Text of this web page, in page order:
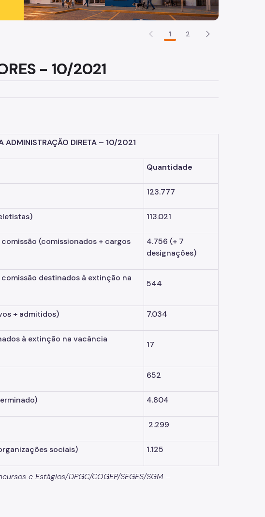
1 2
- 10/2021
ADMINISTRAÇÃO DIRETA – 10/2021
Quantidade
123.777
113.021
(comissionados + cargos
4.756 (+ 7
designações)
destinados à extinção na
544
+ admitidos) 7.034
à extinção na vacância
17
652
4.804
2.299
sociais) 1.125
e Estágios/DPGC/COGEP/SEGES/SGM –